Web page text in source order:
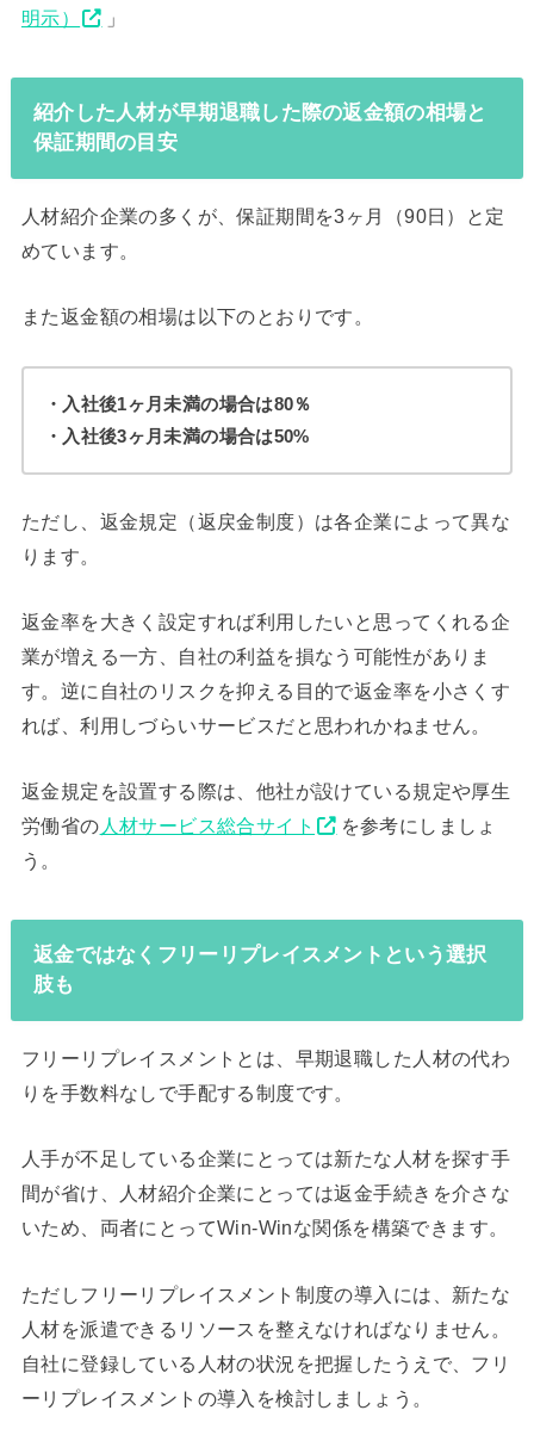
明示）
」
紹介した人材が早期退職した際の返金額の相場と
保証期間の目安
人材紹介企業の多くが、保証期間を3ヶ月（90日）と定
めています。
また返金額の相場は以下のとおりです。
・入社後1ヶ月未満の場合は80％
・入社後3ヶ月未満の場合は50%
ただし、返金規定（返戻金制度）は各企業によって異な
ります。
返金率を大きく設定すれば利用したいと思ってくれる企
業が増える一方、自社の利益を損なう可能性がありま
す。逆に自社のリスクを抑える目的で返金率を小さくす
れば、利用しづらいサービスだと思われかねません。
返金規定を設置する際は、他社が設けている規定や厚生
労働省の 人材サービス総合サイト
を参考にしましょ
う。
返金ではなくフリーリプレイスメントという選択
肢も
フリーリプレイスメントとは、早期退職した人材の代わ
りを手数料なしで手配する制度です。
人手が不足している企業にとっては新たな人材を探す手
間が省け、人材紹介企業にとっては返金手続きを介さな
いため、両者にとってWin-Winな関係を構築できます。
ただしフリーリプレイスメント制度の導入には、新たな
人材を派遣できるリソースを整えなければなりません。
自社に登録している人材の状況を把握したうえで、フリ
ーリプレイスメントの導入を検討しましょう。